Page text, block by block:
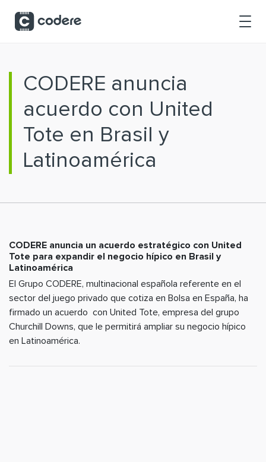
CODERE anuncia
acuerdo con United
Tote en Brasil y
Latinoamérica
CODERE anuncia un acuerdo estratégico con United
Tote para expandir el negocio hípico en Brasil y
Latinoamérica
El Grupo CODERE, multinacional española referente en el
sector del juego privado que cotiza en Bolsa en España, ha
firmado un acuerdo con United Tote, empresa del grupo
Churchill Downs, que le permitirá ampliar su negocio hípico
en Latinoamérica.